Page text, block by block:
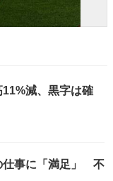
減、黒字は確
仕事に「満足」 不